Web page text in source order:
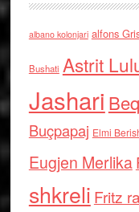
albano kolonjari alfons
Bushati Astrit
Jashari
Buçpapaj Elmi
Eugjen Merlika
shkreli Fritz